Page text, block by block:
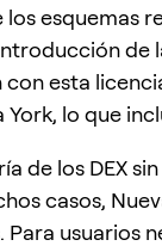
los esquemas
de
esta
lo que
de los DEX
casos,
usuarios